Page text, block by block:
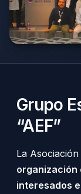
Grupo
“AEF”
La
organización
interesados